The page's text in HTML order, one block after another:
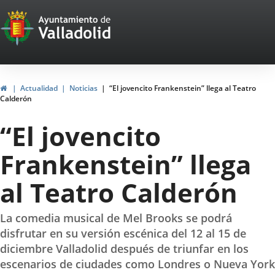
Portal
Web
del
Ayuntamiento
de
Valladolid
InicioActualidad Noticias
“El jovencito Frankenstein” llega al Teatro
Calderón
“El jovencito
Frankenstein” llega
al Teatro Calderón
La comedia musical de Mel Brooks se podrá
disfrutar en su versión escénica del 12 al 15 de
diciembre Valladolid después de triunfar en los
escenarios de ciudades como Londres o Nueva York